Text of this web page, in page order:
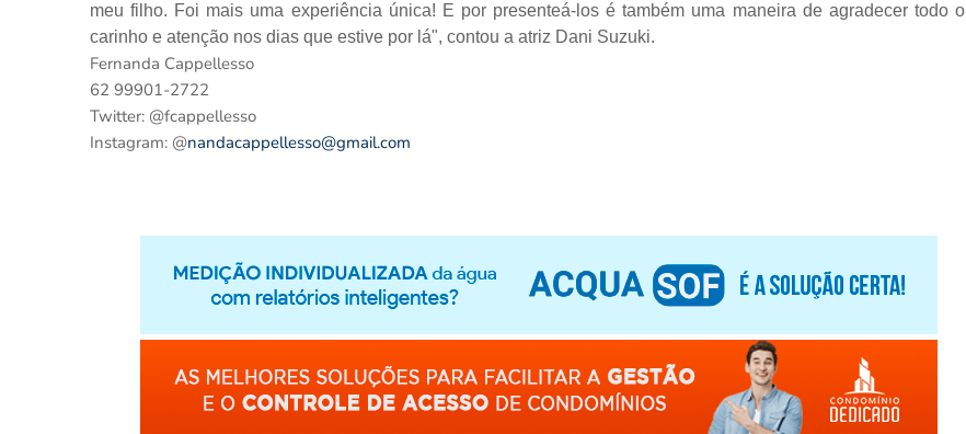
meu filho. Foi mais uma experiência única! E por presenteá-los é também uma maneira de agradecer todo o
carinho e atenção nos dias que estive por lá", contou a atriz Dani Suzuki.
Fernanda Cappellesso
62 99901-2722
Twitter: @fcappellesso
Instagram: @nandacappellesso@gmail.com